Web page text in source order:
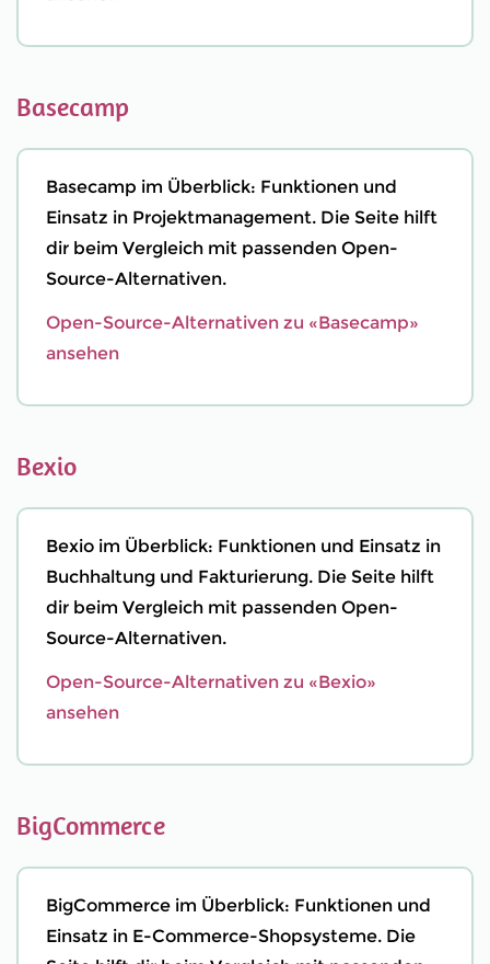
Basecamp
Basecamp im Überblick: Funktionen und
Einsatz in Projektmanagement. Die Seite hilft
dir beim Vergleich mit passenden Open-
Source-Alternativen.
Open-Source-Alternativen zu «Basecamp»
ansehen
Bexio
Bexio im Überblick: Funktionen und Einsatz in
Buchhaltung und Fakturierung. Die Seite hilft
dir beim Vergleich mit passenden Open-
Source-Alternativen.
Open-Source-Alternativen zu «Bexio»
ansehen
BigCommerce
BigCommerce im Überblick: Funktionen und
Einsatz in E-Commerce-Shopsysteme. Die